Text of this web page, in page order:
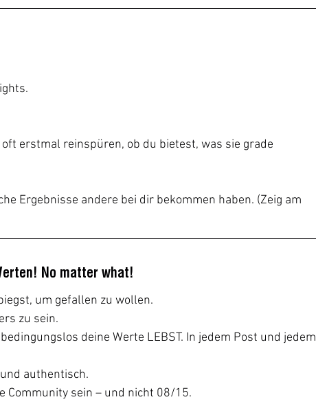
erstmal reinspüren, ob du bietest, was sie grade
Ergebnisse andere bei dir bekommen haben. (Zeig am
No matter what!
um gefallen zu wollen.
zu sein.
deine Werte LEBST. In jedem Post und jedem
authentisch.
Community sein – und nicht 08/15.